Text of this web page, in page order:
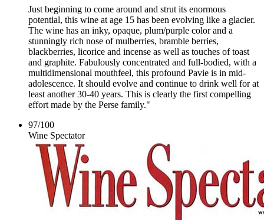
Just beginning to come around and strut its enormous
potential, this wine at age 15 has been evolving like a glacier.
The wine has an inky, opaque, plum/purple color and a
stunningly rich nose of mulberries, bramble berries,
blackberries, licorice and incense as well as touches of toast
and graphite. Fabulously concentrated and full-bodied, with a
multidimensional mouthfeel, this profound Pavie is in mid-
adolescence. It should evolve and continue to drink well for at
least another 30-40 years. This is clearly the first compelling
effort made by the Perse family."
97/100
Wine Spectator